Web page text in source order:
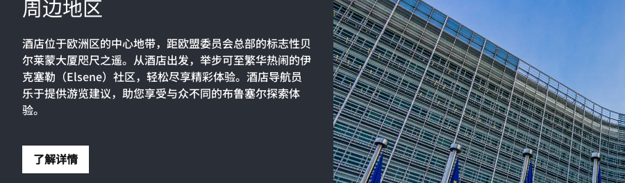
周边地区
酒店位于欧洲区的中心地带，距欧盟委员会总部的标志性贝
尔莱蒙大厦咫尺之遥。从酒店出发，举步可至繁华热闹的伊
克塞勒（Elsene）社区，轻松尽享精彩体验。酒店导航员
乐于提供游览建议，助您享受与众不同的布鲁塞尔探索体
验。
了解详情